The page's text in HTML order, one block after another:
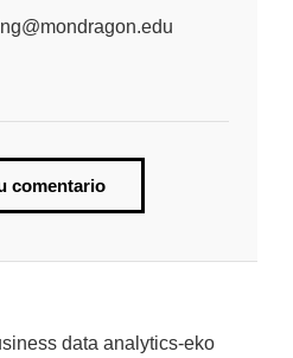
comentario
data analytics-eko